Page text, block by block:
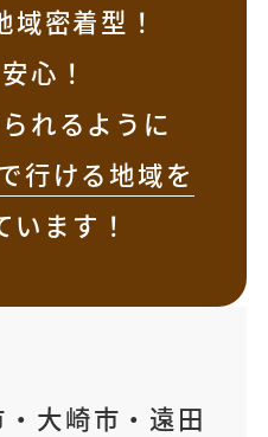
域密着型！
心！
れるように
行ける地域を
います！
・ 大崎市 ・ 遠田